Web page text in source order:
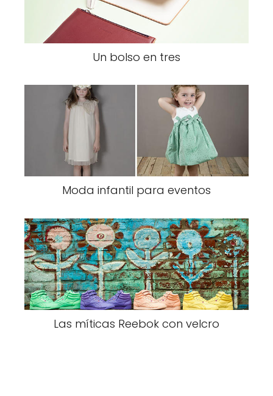
Un bolso en tres
Moda infantil para eventos
Las míticas Reebok con velcro